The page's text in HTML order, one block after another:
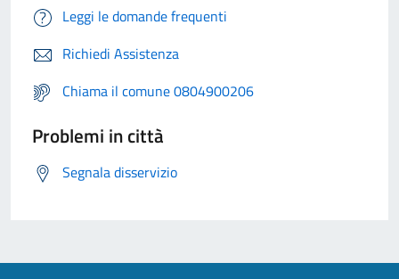
Leggi le domande frequenti
Richiedi Assistenza
Chiama il comune 0804900206
Problemi in città
Segnala disservizio